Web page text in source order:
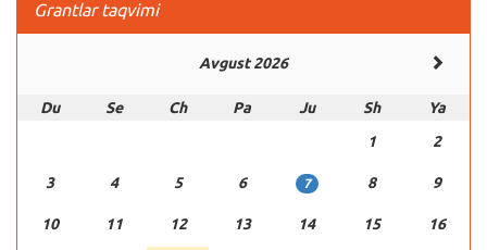
Grantlar taqvimi
Avgust 2026
Du Se Ch Pa Ju Sh
Ya
1
2
3 4 5 6 7 8 9
10 11 12 13 14 15 16